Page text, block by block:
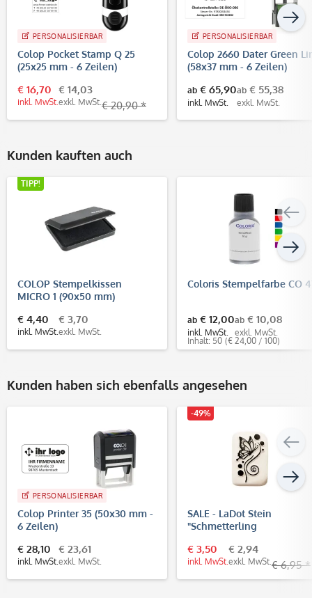
PERSONALISIERBAR
Colop Pocket Stamp Q 25
(25x25 mm - 6 Zeilen)
€ 16,70
inkl. MwSt.
€ 14,03
exkl. MwSt. € 20,90 *
PERSONALISIERBAR
Colop 2660 Dater Green
(58x37 mm - 6 Zeilen)
ab € 65,90
inkl. MwSt.
ab € 55,38
exkl. MwSt.
Kunden kauften auch
TIPP!
COLOP Stempelkissen
MICRO 1 (90x50 mm)
€ 4,40
inkl. MwSt.
€ 3,70
exkl. MwSt.
Coloris Stempelfarbe CO
ab € 12,00
inkl. MwSt.
ab € 10,08
exkl. MwSt.
Inhalt: 50 (€ 24,00 / 100)
Kunden haben sich ebenfalls angesehen
PERSONALISIERBAR
Colop Printer 35 (50x30 mm -
6 Zeilen)
€ 28,10
inkl. MwSt.
€ 23,61
exkl. MwSt.
-49%
SALE - LaDot Stein
"Schmetterling
Temporärer Tattoo
€ 3,50
inkl. MwSt.
€ 2,94
exkl. MwSt. € 6,95 *